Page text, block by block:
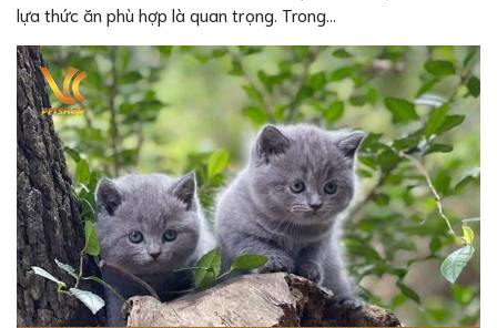
lựa thức ăn phù hợp là quan trọng. Trong...